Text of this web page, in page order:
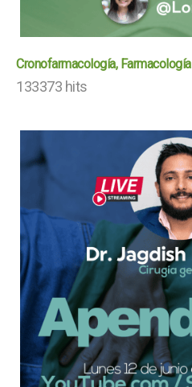
Cronofarmacología,
133373 hits